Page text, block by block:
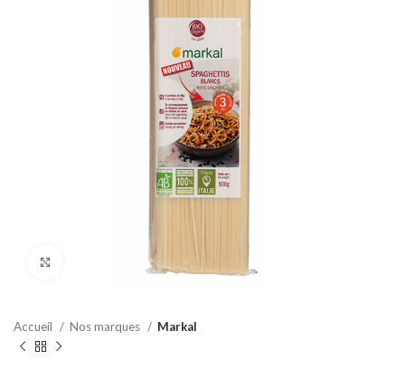
Click to enlarge
Accueil Nos marques Markal